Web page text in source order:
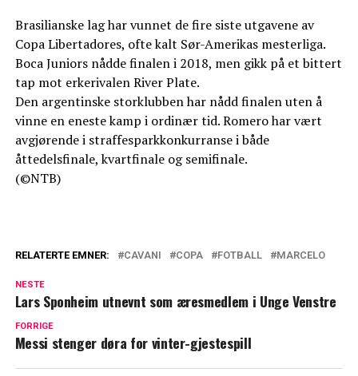
Brasilianske lag har vunnet de fire siste utgavene av
Copa Libertadores, ofte kalt Sør-Amerikas mesterliga.
Boca Juniors nådde finalen i 2018, men gikk på et bittert
tap mot erkerivalen River Plate.
Den argentinske storklubben har nådd finalen uten å
vinne en eneste kamp i ordinær tid. Romero har vært
avgjørende i straffesparkkonkurranse i både
åttedelsfinale, kvartfinale og semifinale.
(©NTB)
RELATERTE EMNER: CAVANI COPA FOTBALL MARCELO
NESTE
Lars Sponheim utnevnt som æresmedlem i Unge Venstre
FORRIGE
Messi stenger døra for vinter-gjestespill